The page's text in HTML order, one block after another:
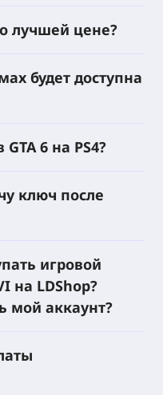
на PlayStation
в Леониде и
втянуты в
GTA 6 сочетает
открытого
мир с быстрыми
погонями,
незабываемыми
экшен
лучшей цене?
будет доступна
6 на PS4?
ключ после
игровой
на LDShop?
мой аккаунт?